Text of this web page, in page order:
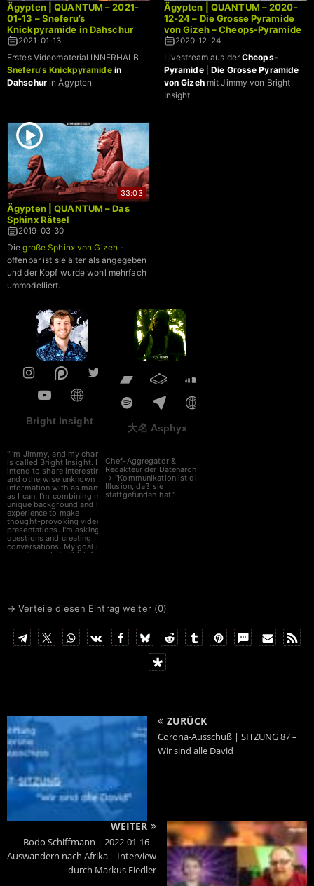
Ägypten | QUANTUM – 2021-
01-13 – Sneferu’s
Knickpyramide in Dahschur
2021-01-13
Erstes Videomaterial INNERHALB
Sneferu's Knickpyramidein
Dahschurin Ägypten
Ägypten | QUANTUM – 2020-
12-24 – Die Grosse Pyramide
von Gizeh – Cheops-Pyramide
2020-12-24
Livestream aus der Cheops-
Pyramide|
Die Grosse Pyramide
von Gizehmit Jimmy von Bright
Insight
33:03
Ägypten | QUANTUM – Das
Sphinx Rätsel
2019-03-30
Diegroße Sphinx von Gizeh -
offenbar ist sie älter als angegeben
und der Kopf wurde wohl mehrfach
ummodelliert.
Bright Insight
"I'm Jimmy, and my channel
is called Bright Insight. I
intend to share interesting,
and otherwise unknown
information with as many
as I can. I'm combining my
unique background and life
experience to make
thought-provoking video
presentations. I'm asking
questions and creating
conversations. My goal is
to get people to think for
大名 Asphyx
Chef-Aggregator &
Redakteur der Datenarche
→ "Kommunikation ist die
Illusion, daß sie
stattgefunden hat."
→ Verteile diesen Eintrag weiter (0)
ZURÜCK
Corona-Ausschuß | SITZUNG 87 –
Wir sind alle David
WEITER
Bodo Schiffmann | 2022-01-16 –
Auswandern nach Afrika – Interview
durch Markus Fiedler